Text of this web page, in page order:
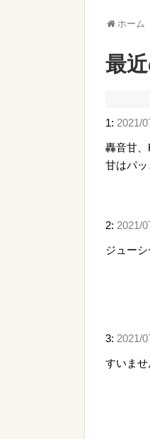
ホーム
最
1: 2021/
轟音甘
甘はパ
2: 2021/
ジュー
3: 2021/
すいま